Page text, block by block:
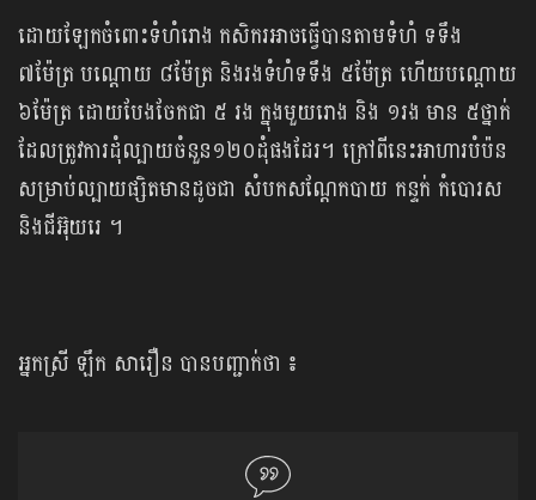
ដោយឡែកចំពោះទំហំរោង កសិករអាចធ្វើបានតាមទំហំ ទទឹង
៧ម៉ែត្រ បណ្ដោយ ៨ម៉ែត្រ និងរងទំហំទទឹង ៥ម៉ែត្រ ហើយបណ្ដោយ
៦ម៉ែត្រ ដោយបែងចែកជា ៥ រង ក្នុងមួយរោង និង ១រង មាន ៥ថ្នាក់
ដែលត្រូវការដុំល្បាយចំនួន១២០ដុំផងដែរ។ ក្រៅពីនេះអាហារបំប៉ន
សម្រាប់ល្បាយផ្សិតមានដូចជា សំបកសណ្ដែកបាយ កន្ទក់ កំបោរស
និងជីអ៊ុយរេ ។
អ្នកស្រី ឡឹក សារឿន បានបញ្ជាក់ថា ៖